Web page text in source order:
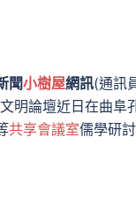
聞小樹屋網訊(通訊
明論壇近日在曲阜
共享會議室儒學研